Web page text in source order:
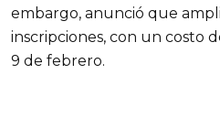
embargo, anunció que
inscripciones, con un costo
9 de febrero.